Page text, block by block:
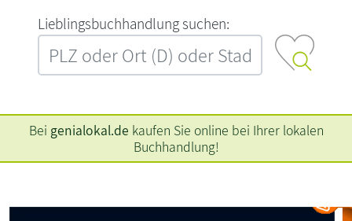
L‍i‍e‍b‍l‍i‍n‍g‍s‍b‍u‍c‍h‍h‍a‍n‍d‍l‍u‍n‍g‍ ‍s‍u‍c‍h‍e‍n‍:‍
Bei genialokal.de kaufen Sie online bei Ihrer lokalen
Buchhandlung!